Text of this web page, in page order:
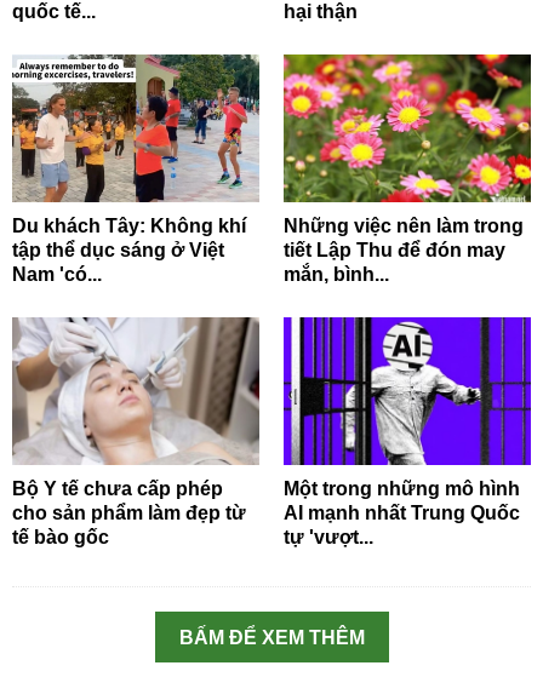
quốc tế...
hại thận
Du khách Tây: Không khí
tập thể dục sáng ở Việt
Nam 'có...
Những việc nên làm trong
tiết Lập Thu để đón may
mắn, bình...
Bộ Y tế chưa cấp phép
cho sản phẩm làm đẹp từ
tế bào gốc
Một trong những mô hình
AI mạnh nhất Trung Quốc
tự 'vượt...
BẤM ĐỂ XEM THÊM